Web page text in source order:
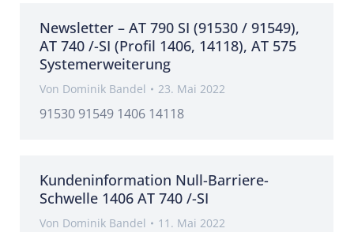
Newsletter – AT 790 SI (91530 / 91549),
AT 740 /-SI (Profil 1406, 14118), AT 575
Systemerweiterung
Von Dominik Bandel 23. Mai 2022
91530 91549 1406 14118
Kundeninformation Null-Barriere-
Schwelle 1406 AT 740 /-SI
Von Dominik Bandel 11. Mai 2022